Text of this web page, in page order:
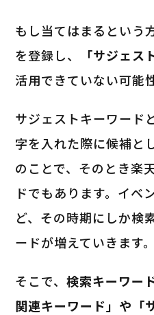
もし当てはまるという
を登録し、
「サジェス
活用できていない可能
サジェストキーワード
字を入れた際に候補と
のことで、そのとき楽
ドでもあります。イベ
ど、その時期にしか検
ードが増えていきます。
そこで、検索キーワー
関連キーワード」や「